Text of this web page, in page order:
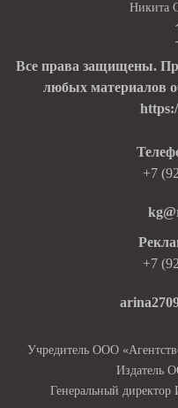
Никита
Все права защищены.
любых материалов
+7
+7
Учредитель ООО
Издатель
Генеральный директор